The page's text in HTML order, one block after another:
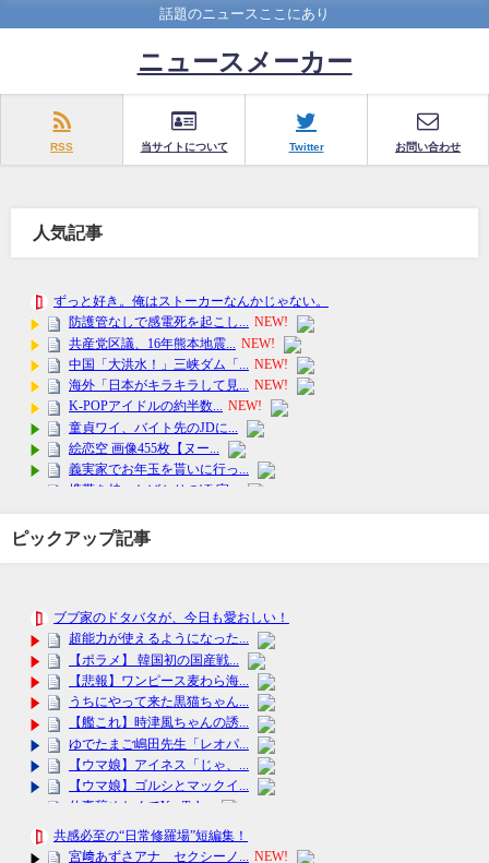
話題のニュースここにあり
ニュースメーカー
RSS 当サイトについて Twitter お問い合わせ
人気記事
ピックアップ記事